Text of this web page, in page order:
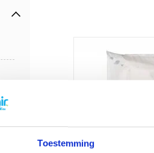
Toestemming